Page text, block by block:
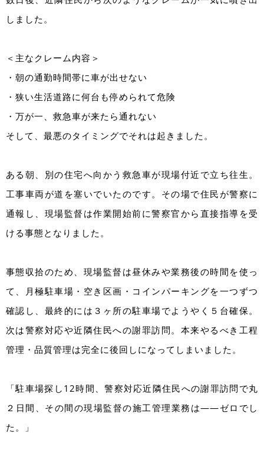
しました。
＜主なクレーム内容＞
・朝の通勤時間帯に車が出せない
・狭い生活道路に何台も停められて危険
・万が一、救急車が来たら通れない
そして、最悪のタイミングでそれは起きました。
ある朝、別の住宅へ向かう救急車が現場付近で立ち往生。
工事車両が道を塞いでいたのです。その場で住民が警察に
通報し、現場監督は作業開始前に警察官から直接指導を受
ける事態となりました。
事態収拾のため、現場監督は昼休みや業務後の時間を使っ
て、月極駐車場・空き区画・コインパーキングを一つずつ
確認し、最終的には３ヶ所の駐車場でようやく５台確保。
次は警察対応や近隣住民への謝罪訪問。本来やるべき工程
管理・品質管理は完全に後回しになってしまいました。
「駐車場探し12時間、警察対応近隣住民への謝罪訪問で丸
２日間、その間の現場監督の施工管理業務は——ゼロでし
た。」